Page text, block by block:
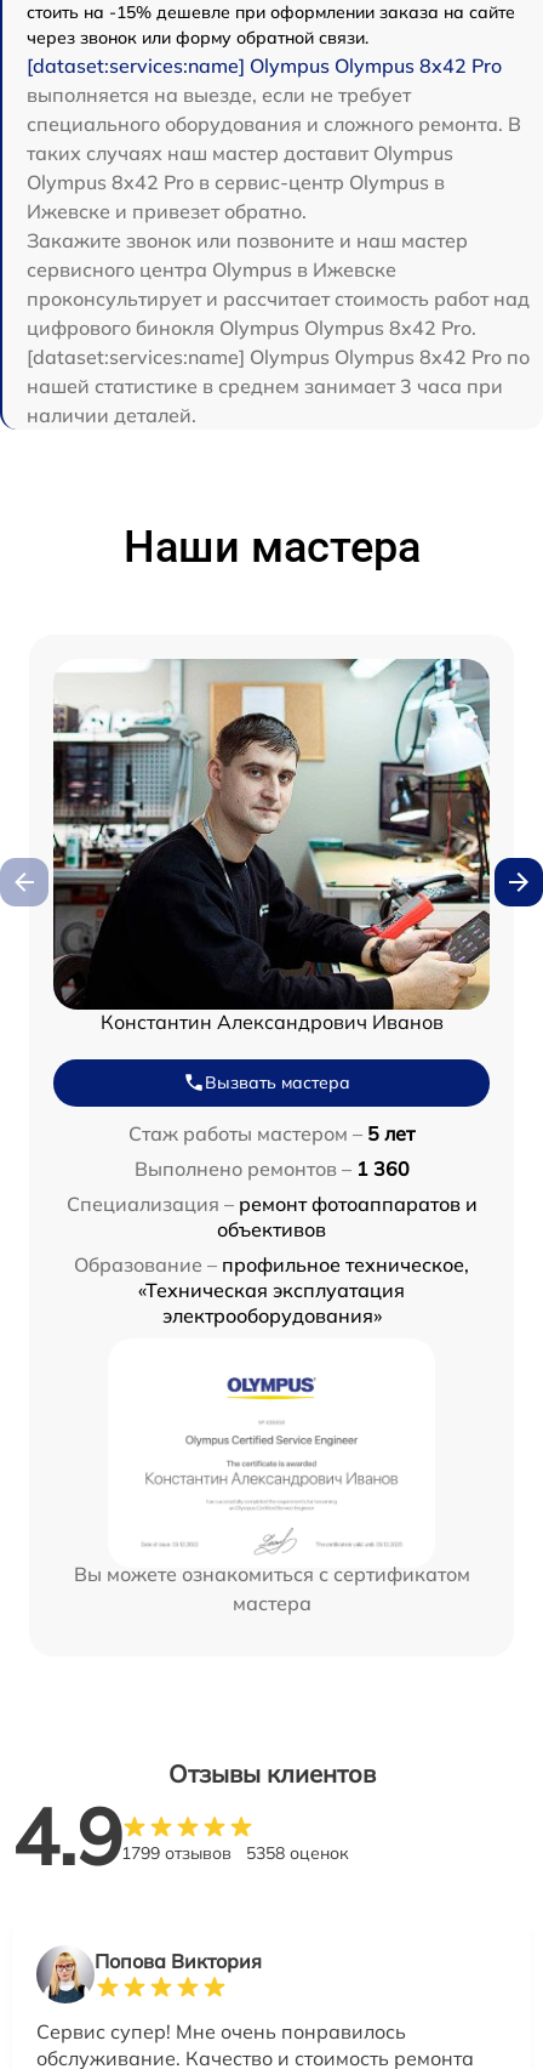
стоить на -15% дешевле при оформлении заказа на сайте
через звонок или форму обратной связи.
[dataset:services:name] Olympus Olympus 8x42 Pro
выполняется на выезде, если не требует
специального оборудования и сложного ремонта. В
таких случаях наш мастер доставит Olympus
Olympus 8x42 Pro в сервис-центр Olympus в
Ижевске и привезет обратно.
Закажите звонок или позвоните и наш мастер
сервисного центра Olympus в Ижевске
проконсультирует и рассчитает стоимость работ над
цифрового бинокля Olympus Olympus 8x42 Pro.
[dataset:services:name] Olympus Olympus 8x42 Pro по
нашей статистике в среднем занимает 3 часа при
наличии деталей.
Наши мастера
Константин Александрович Иванов
Вызвать мастера
Стаж работы мастером – 5 лет
Выполнено ремонтов – 1 360
Специализация – ремонт фотоаппаратов и
объективов
Образование – профильное техническое,
«Техническая эксплуатация
электрооборудования»
Вы можете ознакомиться с сертификатом
мастера
Отзывы клиентов
4.91799 отзывов 5358 оценок
Попова Виктория
Сервис супер! Мне очень понравилось
обслуживание. Качество и стоимость ремонта